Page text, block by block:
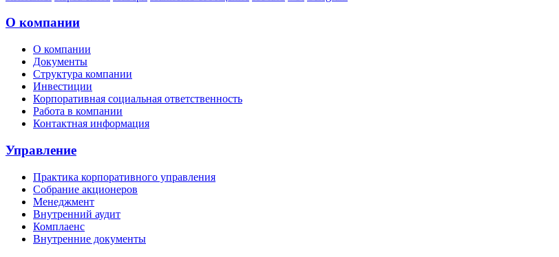
О компании
О компании
Документы
Структура компании
Инвестиции
Корпоративная социальная ответственность
Работа в компании
Контактная информация
Управление
Практика корпоративного управления
Собрание акционеров
Менеджмент
Внутренний аудит
Комплаенс
Внутренние документы